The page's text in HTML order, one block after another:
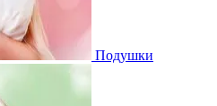
Подушки